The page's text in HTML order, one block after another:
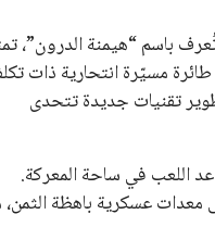
باسم “هيمنة الدرون”،
وتفتح باب المنافسة أمام الشركات القادرة على إنتاج ما يصل إلى 300 ألف طائرة مسيّرة انتحارية
نحو تطوير تقنيات جديدة تتحدى
اللعب في ساحة المعركة.
معدات عسكرية باهظة الثمن،